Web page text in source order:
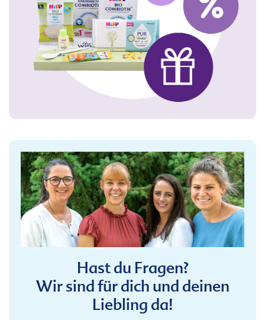
Hast du Fragen?
Wir sind für dich und deinen
Liebling da!